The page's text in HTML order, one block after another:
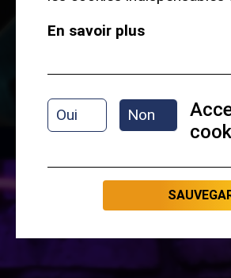
En savoir plus
Oui Non